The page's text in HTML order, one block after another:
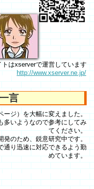
トはxserverで運営しています
http://www.xserver.ne.jp/
言
ージ）を大幅に変えました。
多いようなので参考にしてみ
てください。
発のため、鋭意研究中です。
通り迅速に対応できるよう勤
めています。